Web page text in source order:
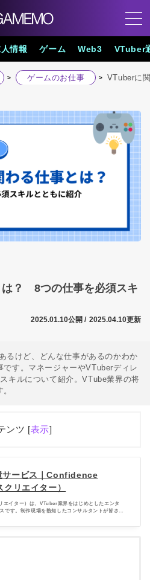
情報 ゲーム Web3 VTuber
ゲームのお仕事 VTuberに
？ 8つの仕事を必須スキ
2025.01.10公開 / 2025.04.10更新
るけど、どんな仕事があるのかわか
です。マネージャーやVTuberディレ
キルについて紹介。VTube業界の将
ンツ [表示]
て
8つ紹介 必要なスキルも解説
サービス｜Confidence
リエイター）
イター）は、VTuber業界をはじめとしたエンタ
です。制作現場を熟知したコンサルタントが皆さま